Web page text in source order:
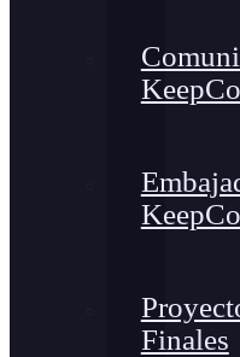
Finales